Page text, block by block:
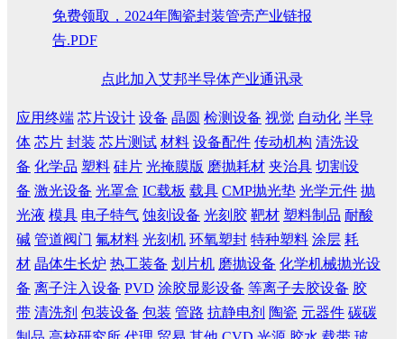
免费领取，2024年陶瓷封装管壳产业链报
告.PDF
点此加入艾邦半导体产业通讯录
应用终端 芯片设计 设备 晶圆 检测设备 视觉 自动化 半导
体 芯片 封装 芯片测试 材料 设备配件 传动机构 清洗设
备 化学品 塑料 硅片 光掩膜版 磨抛耗材 夹治具 切割设
备 激光设备 光罩盒 IC载板 载具 CMP抛光垫 光学元件 抛
光液 模具 电子特气 蚀刻设备 光刻胶 靶材 塑料制品 耐酸
碱 管道阀门 氟材料 光刻机 环氧塑封 特种塑料 涂层 耗
材 晶体生长炉 热工装备 划片机 磨抛设备 化学机械抛光设
备 离子注入设备 PVD 涂胶显影设备 等离子去胶设备 胶
带 清洗剂 包装设备 包装 管路 抗静电剂 陶瓷 元器件 碳碳